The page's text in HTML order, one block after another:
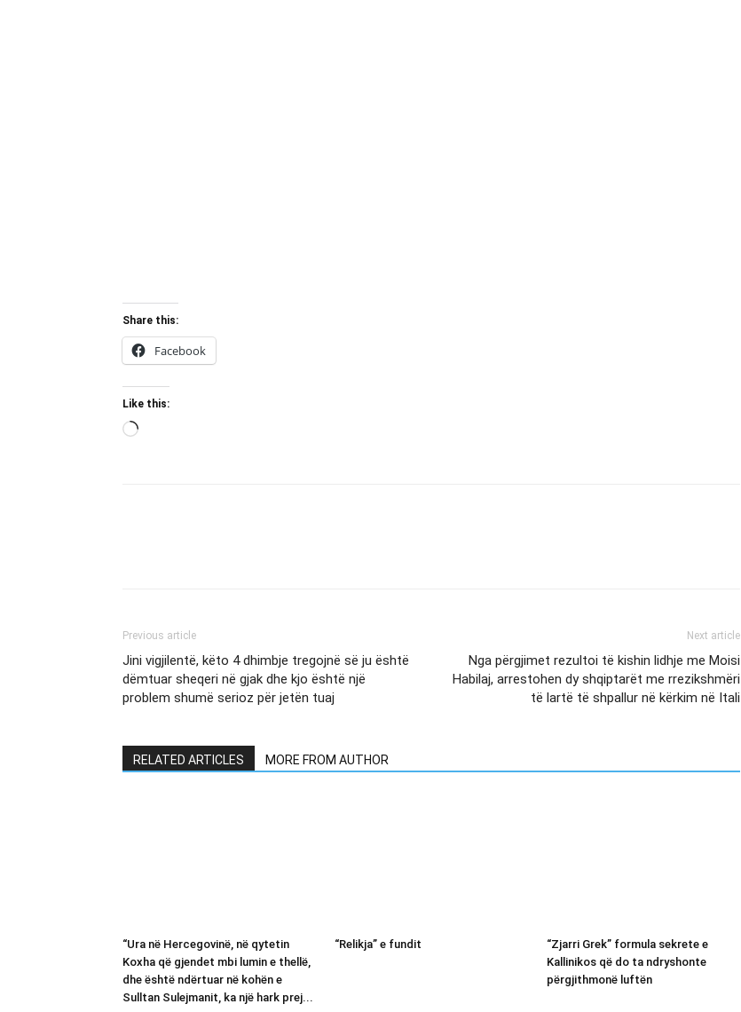
Share this:
Facebook
Like this:
Previous article
Jini vigjilentë, këto 4 dhimbje tregojnë së ju është
dëmtuar sheqeri në gjak dhe kjo është një
problem shumë serioz për jetën tuaj
Next article
Nga përgjimet rezultoi të kishin lidhje me Moisi
Habilaj, arrestohen dy shqiptarët me rrezikshmëri
të lartë të shpallur në kërkim në Itali
RELATED ARTICLES MORE FROM AUTHOR
“Ura në Hercegovinë, në qytetin
Koxha që gjendet mbi lumin e thellë,
dhe është ndërtuar në kohën e
Sulltan Sulejmanit, ka një hark prej...
“Relikja” e fundit
“Zjarri Grek” formula sekrete e
Kallinikos që do ta ndryshonte
përgjithmonë luftën